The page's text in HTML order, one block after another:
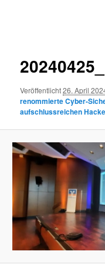
Veröffentlicht26. April
renommierte Cyber-
aufschlussreichen